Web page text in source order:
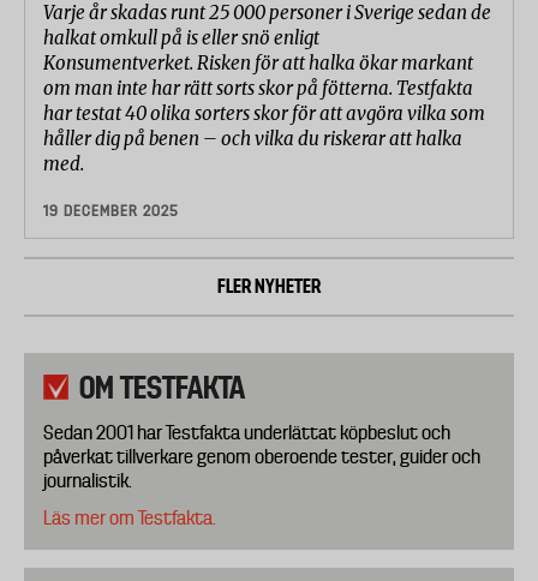
Varje år skadas runt 25 000 personer i Sverige sedan de
halkat omkull på is eller snö enligt
Konsumentverket. Risken för att halka ökar markant
om man inte har rätt sorts skor på fötterna. Testfakta
har testat 40 olika sorters skor för att avgöra vilka som
håller dig på benen – och vilka du riskerar att halka
med.
19 DECEMBER 2025
FLER NYHETER
OM TESTFAKTA
Sedan 2001 har Testfakta underlättat köpbeslut och
påverkat tillverkare genom oberoende tester, guider och
journalistik.
Läs mer om Testfakta.